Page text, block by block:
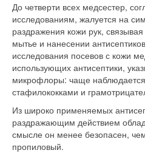
До четверти всех медсестер,
исследованиям, жалуется на
раздражения кожи рук,
мытье и нанесении
исследования посевов с кожи
использующих антисептики,
микрофлоры: чаще
стафилококками и
Из широко применяемых
раздражающим действием
смысле он менее безопасен,
пропиловый.